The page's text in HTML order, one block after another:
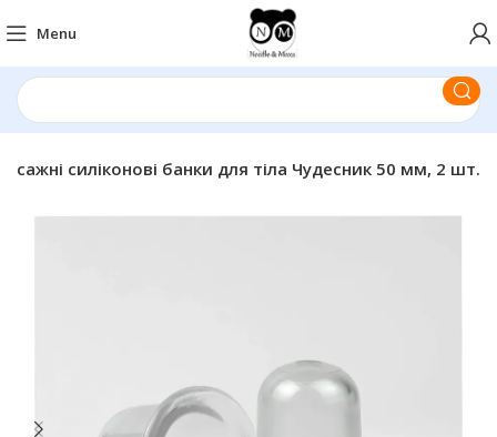
Menu
силіконові банки для тіла Чудесник 50 мм, 2 шт.